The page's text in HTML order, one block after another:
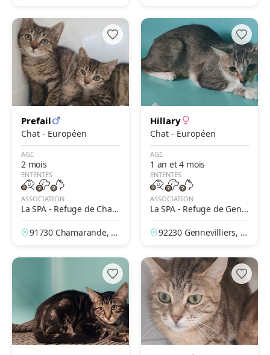
Prefail
Chat - Européen
AGE
2 mois
ENTENTES
ASSOCIATION
La SPA - Refuge de Cham
arande
91730 Chamarande, Es
Hillary
Chat - Européen
AGE
1 an et 4 mois
ENTENTES
ASSOCIATION
La SPA - Refuge de Genn
evilliers – Grammont
92230 Gennevilliers, H